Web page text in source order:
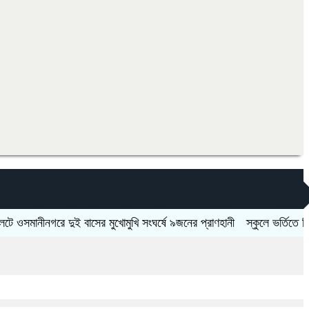
দুই বাসের মুখোমুখি সংঘর্ষে ৯জনের প্রাণহানী স্কুলে ভর্তিতে দ্বিতীয়-